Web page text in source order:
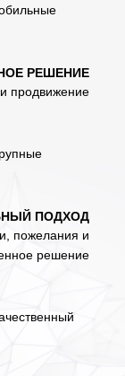
РЕШЕНИЕ
продвижение
ПОДХОД
пожелания и
решение